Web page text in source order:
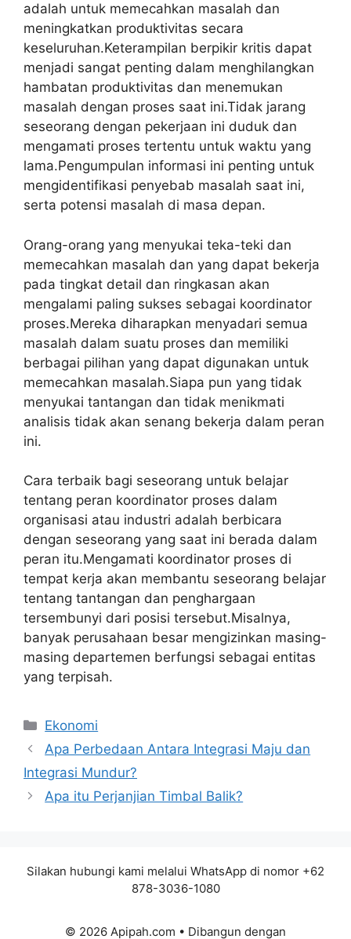
adalah untuk memecahkan masalah dan
meningkatkan produktivitas secara
keseluruhan.Keterampilan berpikir kritis dapat
menjadi sangat penting dalam menghilangkan
hambatan produktivitas dan menemukan
masalah dengan proses saat ini.Tidak jarang
seseorang dengan pekerjaan ini duduk dan
mengamati proses tertentu untuk waktu yang
lama.Pengumpulan informasi ini penting untuk
mengidentifikasi penyebab masalah saat ini,
serta potensi masalah di masa depan.
Orang-orang yang menyukai teka-teki dan
memecahkan masalah dan yang dapat bekerja
pada tingkat detail dan ringkasan akan
mengalami paling sukses sebagai koordinator
proses.Mereka diharapkan menyadari semua
masalah dalam suatu proses dan memiliki
berbagai pilihan yang dapat digunakan untuk
memecahkan masalah.Siapa pun yang tidak
menyukai tantangan dan tidak menikmati
analisis tidak akan senang bekerja dalam peran
ini.
Cara terbaik bagi seseorang untuk belajar
tentang peran koordinator proses dalam
organisasi atau industri adalah berbicara
dengan seseorang yang saat ini berada dalam
peran itu.Mengamati koordinator proses di
tempat kerja akan membantu seseorang belajar
tentang tantangan dan penghargaan
tersembunyi dari posisi tersebut.Misalnya,
banyak perusahaan besar mengizinkan masing-
masing departemen berfungsi sebagai entitas
yang terpisah.
Kategori
Ekonomi
Apa Perbedaan Antara Integrasi Maju dan
Integrasi Mundur?
Apa itu Perjanjian Timbal Balik?
Silakan hubungi kami melalui WhatsApp di nomor +62
878-3036-1080
© 2026 Apipah.com • Dibangun dengan